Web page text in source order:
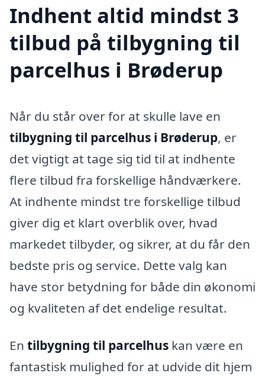
Indhent altid mindst 3
tilbud på tilbygning til
parcelhus i Brøderup
Når du står over for at skulle lave en
tilbygning til parcelhus i Brøderup, er
det vigtigt at tage sig tid til at indhente
flere tilbud fra forskellige håndværkere.
At indhente mindst tre forskellige tilbud
giver dig et klart overblik over, hvad
markedet tilbyder, og sikrer, at du får den
bedste pris og service. Dette valg kan
have stor betydning for både din økonomi
og kvaliteten af det endelige resultat.
En tilbygning til parcelhus kan være en
fantastisk mulighed for at udvide dit hjem